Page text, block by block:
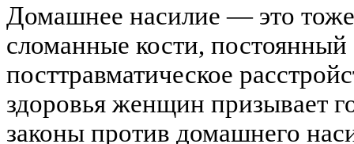
Домашнее насилие — это
сломанные кости, постоянный
посттравматическое
здоровья женщин призывает
законы против домашнего